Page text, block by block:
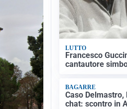
LUTTO
Francesco
cantautore
BAGARRE
Caso Delmastro,
chat: scontro in